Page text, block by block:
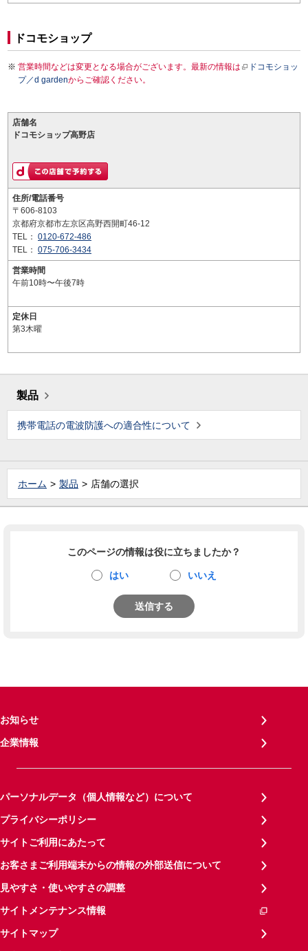
ドコモショップ
営業時間などは変更となる場合がございます。最新の情報は
ドコモショッ
プ／d gardenからご確認ください。
店舗名
ドコモショップ高野店
住所/電話番号
〒606-8103
京都府京都市左京区高野西開町46-12
TEL： 0120-672-486
TEL： 075-706-3434
営業時間
午前10時〜午後7時
定休日
第3木曜
製品
携帯電話の電波防護への適合性について
ホーム 製品 店舗の選択
このページの情報は役に立ちましたか？
はい いいえ
送信する
お知らせ
企業情報
パーソナルデータ（個人情報など）について
プライバシーポリシー
サイトご利用にあたって
お客さまご利用端末からの情報の外部送信について
見やすさ・使いやすさの調整
サイトメンテナンス情報
サイトマップ